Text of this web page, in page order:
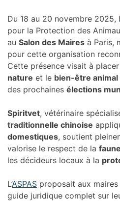
Du 18 au 20 novembre 2025,
pour la Protection des
au Salon des Maires à Paris,
pour cette organisation
Cette présence visait à
nature et le bien-être animal
des prochaines élections
Spiritvet, vétérinaire
traditionnelle chinoise
domestiques, soutient
valorise le respect de la
les décideurs locaux à la
L’ASPAS proposait aux maires
guide juridique complet sur